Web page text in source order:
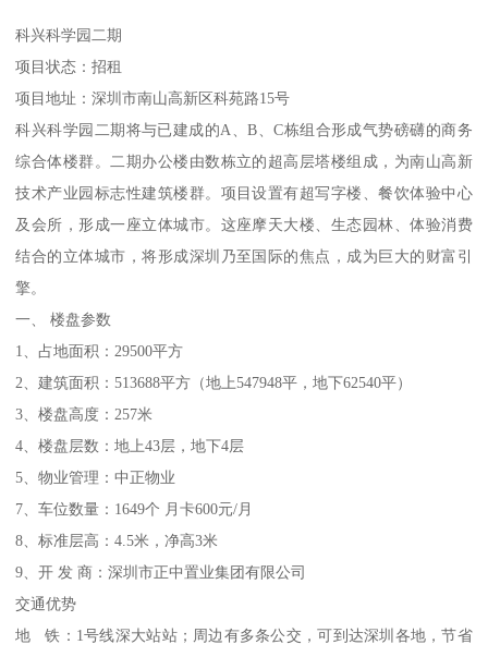
科兴科学园二期
项目状态：招租
项目地址：深圳市南山高新区科苑路15号
科兴科学园二期将与已建成的A、B、C栋组合形成气势磅礴的商务
综合体楼群。二期办公楼由数栋立的超高层塔楼组成，为南山高新
技术产业园标志性建筑楼群。项目设置有超写字楼、餐饮体验中心
及会所，形成一座立体城市。这座摩天大楼、生态园林、体验消费
结合的立体城市，将形成深圳乃至国际的焦点，成为巨大的财富引
擎。
一、 楼盘参数
1、占地面积：29500平方
2、建筑面积：513688平方（地上547948平，地下62540平）
3、楼盘高度：257米
4、楼盘层数：地上43层，地下4层
5、物业管理：中正物业
7、车位数量：1649个 月卡600元/月
8、标准层高：4.5米，净高3米
9、开 发 商：深圳市正中置业集团有限公司
交通优势
地 铁：1号线深大站站；周边有多条公交，可到达深圳各地，节省